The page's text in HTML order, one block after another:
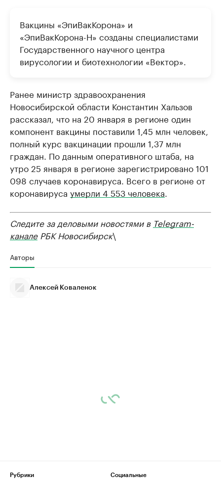
Вакцины «ЭпиВакКорона» и
«ЭпиВакКорона-Н» созданы специалистами
Государственного научного центра
вирусологии и биотехнологии «Вектор».
Ранее министр здравоохранения
Новосибирской области Константин Хальзов
рассказал, что на 20 января в регионе один
компонент вакцины поставили 1,45 млн человек,
полный курс вакцинации прошли 1,37 млн
граждан. По данным оперативного штаба, на
утро 25 января в регионе зарегистрировано 101
098 случаев коронавируса. Всего в регионе от
коронавируса умерли 4 553 человека
Следите за деловыми новостями в Telegram-
каналеРБК Новосибирск\
Авторы
Алексей Коваленок
Рубрики
Социальные